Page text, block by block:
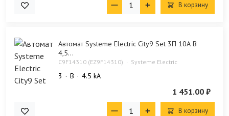
В корзину
Автомат Systeme Electric City9 Set 3П 10А В
4,5...
C9F14310 (EZ9F14310) Systeme Electric
3 B 4.5 kA
1 451.00 ₽
В корзину